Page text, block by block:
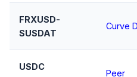
FRXUSD-
SUSDAT
Curve
USDC
Peer